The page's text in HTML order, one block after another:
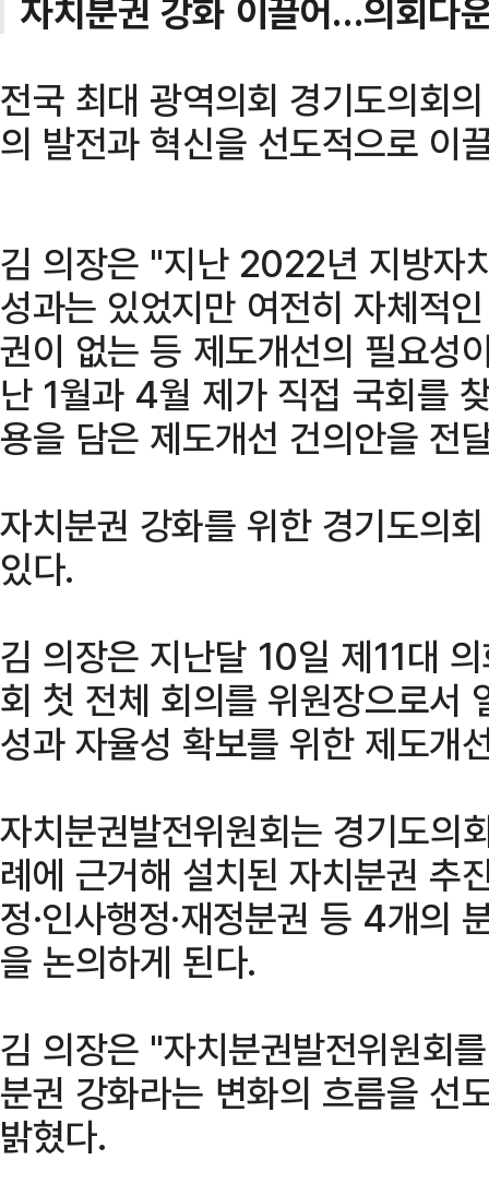
자치분권 강화 이끌어…의회다
전국 최대 광역의회 경기도의회
의 발전과 혁신을 선도적으로 이
김 의장은 "지난 2022년 지방자
성과는 있었지만 여전히 자체적
권이 없는 등 제도개선의 필요성
난 1월과 4월 제가 직접 국회를
용을 담은 제도개선 건의안을 전
자치분권 강화를 위한 경기도의
있다.
김 의장은 지난달 10일 제11대
회 첫 전체 회의를 위원장으로서
성과 자율성 확보를 위한 제도개
자치분권발전위원회는 경기도의
례에 근거해 설치된 자치분권 추
정·인사행정·재정분권 등 4개의
을 논의하게 된다.
김 의장은 "자치분권발전위원회
분권 강화라는 변화의 흐름을 선
밝혔다.